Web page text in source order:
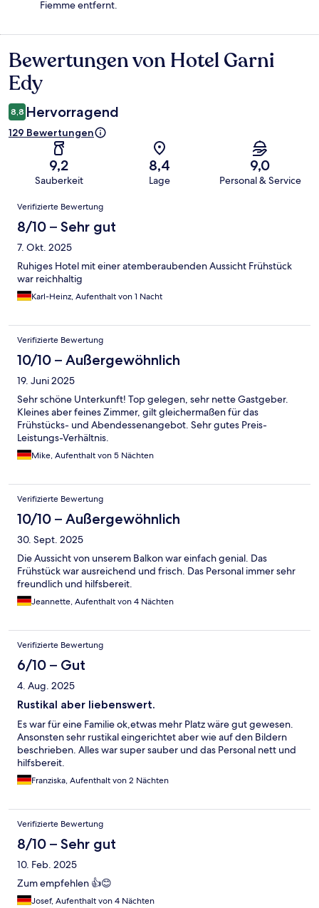
Fiemme entfernt.
Bewertungen
Bewertungen von Hotel Garni
Edy
8,8 Hervorragend
129 Bewertungen
9,2
Sauberkeit
8,4
Lage
9,0
Personal & Service
Bewertungen
Verifizierte Bewertung
8/10 – Sehr gut
7. Okt. 2025
Ruhiges Hotel mit einer atemberaubenden Aussicht Frühstück
war reichhaltig
Karl-Heinz, Aufenthalt von 1 Nacht
Verifizierte Bewertung
10/10 – Außergewöhnlich
19. Juni 2025
Sehr schöne Unterkunft! Top gelegen, sehr nette Gastgeber.
Kleines aber feines Zimmer, gilt gleichermaßen für das
Frühstücks- und Abendessenangebot. Sehr gutes Preis-
Leistungs-Verhältnis.
Mike, Aufenthalt von 5 Nächten
Verifizierte Bewertung
10/10 – Außergewöhnlich
30. Sept. 2025
Die Aussicht von unserem Balkon war einfach genial. Das
Frühstück war ausreichend und frisch. Das Personal immer sehr
freundlich und hilfsbereit.
Jeannette, Aufenthalt von 4 Nächten
Verifizierte Bewertung
6/10 – Gut
4. Aug. 2025
Rustikal aber liebenswert.
Es war für eine Familie ok,etwas mehr Platz wäre gut gewesen.
Ansonsten sehr rustikal eingerichtet aber wie auf den Bildern
beschrieben. Alles war super sauber und das Personal nett und
hilfsbereit.
Franziska, Aufenthalt von 2 Nächten
Verifizierte Bewertung
8/10 – Sehr gut
10. Feb. 2025
Zum empfehlen 👍😊
Josef, Aufenthalt von 4 Nächten